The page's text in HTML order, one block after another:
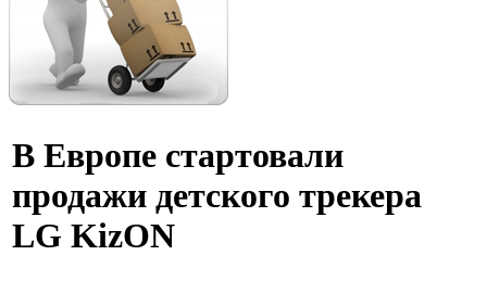
В Европе стартовали
продажи детского трекера
LG KizON